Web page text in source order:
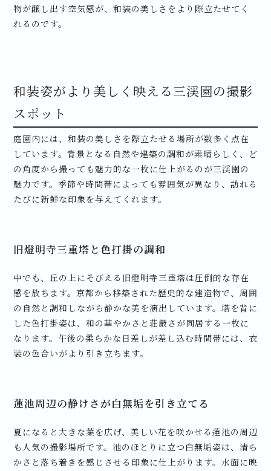
物が醸し出す空気感が、和装の美しさをより際立たせてく
れるのです。
和装姿がより美しく映える三渓園の撮影
スポット
庭園内には、和装の美しさを際立たせる場所が数多く点在
しています。背景となる自然や建築の調和が素晴らしく、ど
の角度から撮っても魅力的な一枚に仕上がるのが三渓園の
魅力です。季節や時間帯によっても雰囲気が異なり、訪れる
たびに新鮮な印象を与えてくれます。
旧燈明寺三重塔と色打掛の調和
中でも、丘の上にそびえる旧燈明寺三重塔は圧倒的な存在
感を放ちます。京都から移築された歴史的な建造物で、周囲
の自然と調和しながら静かな美を演出しています。塔を背に
した色打掛姿は、和の華やかさと荘厳さが同居する一枚に
なります。午後の柔らかな日差しが差し込む時間帯には、衣
装の色合いがより引き立ちます。
蓮池周辺の静けさが白無垢を引き立てる
夏になると大きな葉を広げ、美しい花を咲かせる蓮池の周辺
も人気の撮影場所です。池のほとりに立つ白無垢姿は、清ら
かさと落ち着きを感じさせる印象に仕上がります。水面に映